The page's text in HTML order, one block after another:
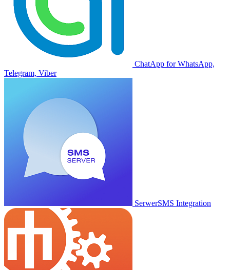
ChatApp for WhatsApp,
Telegram, Viber
SerwerSMS Integration